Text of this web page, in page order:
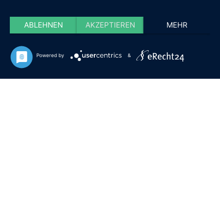
ABLEHNEN AKZEPTIEREN MEHR
Powered by &